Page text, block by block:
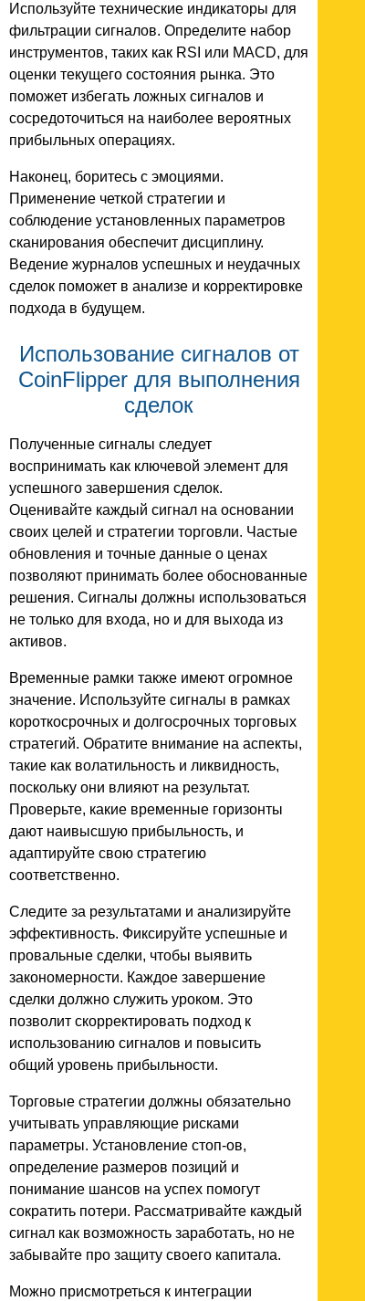
Используйте технические индикаторы для
фильтрации сигналов. Определите набор
инструментов, таких как RSI или MACD, для
оценки текущего состояния рынка. Это
поможет избегать ложных сигналов и
сосредоточиться на наиболее вероятных
прибыльных операциях.
Наконец, боритесь с эмоциями.
Применение четкой стратегии и
соблюдение установленных параметров
сканирования обеспечит дисциплину.
Ведение журналов успешных и неудачных
сделок поможет в анализе и корректировке
подхода в будущем.
Использование сигналов от
CoinFlipper для выполнения
сделок
Полученные сигналы следует
воспринимать как ключевой элемент для
успешного завершения сделок.
Оценивайте каждый сигнал на основании
своих целей и стратегии торговли. Частые
обновления и точные данные о ценах
позволяют принимать более обоснованные
решения. Сигналы должны использоваться
не только для входа, но и для выхода из
активов.
Временные рамки также имеют огромное
значение. Используйте сигналы в рамках
короткосрочных и долгосрочных торговых
стратегий. Обратите внимание на аспекты,
такие как волатильность и ликвидность,
поскольку они влияют на результат.
Проверьте, какие временные горизонты
дают наивысшую прибыльность, и
адаптируйте свою стратегию
соответственно.
Следите за результатами и анализируйте
эффективность. Фиксируйте успешные и
провальные сделки, чтобы выявить
закономерности. Каждое завершение
сделки должно служить уроком. Это
позволит скорректировать подход к
использованию сигналов и повысить
общий уровень прибыльности.
Торговые стратегии должны обязательно
учитывать управляющие рисками
параметры. Установление стоп-ов,
определение размеров позиций и
понимание шансов на успех помогут
сократить потери. Рассматривайте каждый
сигнал как возможность заработать, но не
забывайте про защиту своего капитала.
Можно присмотреться к интеграции